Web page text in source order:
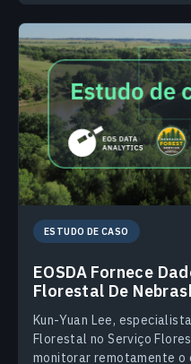
ESTUDO DE CASO
EOSDA Fornece
Florestal De
Kun-Yuan Lee,
Florestal no Serviço
monitorar remotamente